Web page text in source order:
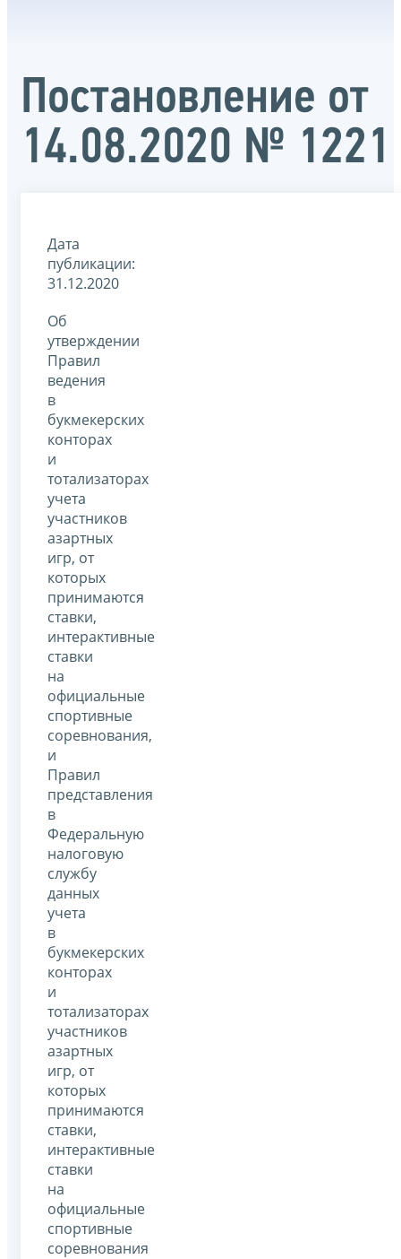
Постановление от
14.08.2020 № 1221
Дата
публикации:
31.12.2020
Об
утверждении
Правил
ведения
в
букмекерских
конторах
и
тотализаторах
учета
участников
азартных
игр, от
которых
принимаются
ставки,
интерактивные
ставки
на
официальные
спортивные
соревнования,
и
Правил
представления
в
Федеральную
налоговую
службу
данных
учета
в
букмекерских
конторах
и
тотализаторах
участников
азартных
игр, от
которых
принимаются
ставки,
интерактивные
ставки
на
официальные
спортивные
соревнования